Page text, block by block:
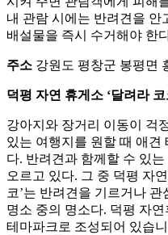
내 관람 시에는 반려견을 안
배설물을 즉시 수거해야 한
주소 강원도 평창군 봉평면
덕평 자연 휴게소 ‘달려라 코
강아지와 장거리 이동이 걱
있는 여행지를 원할 때 애견
다. 반려견과 함께할 수 있
오르고 있다. 그 중 덕평 자
코’는 반려견을 기르거나
명소 중의 명소다. 덕평 자
테마파크로 조성되어 있습